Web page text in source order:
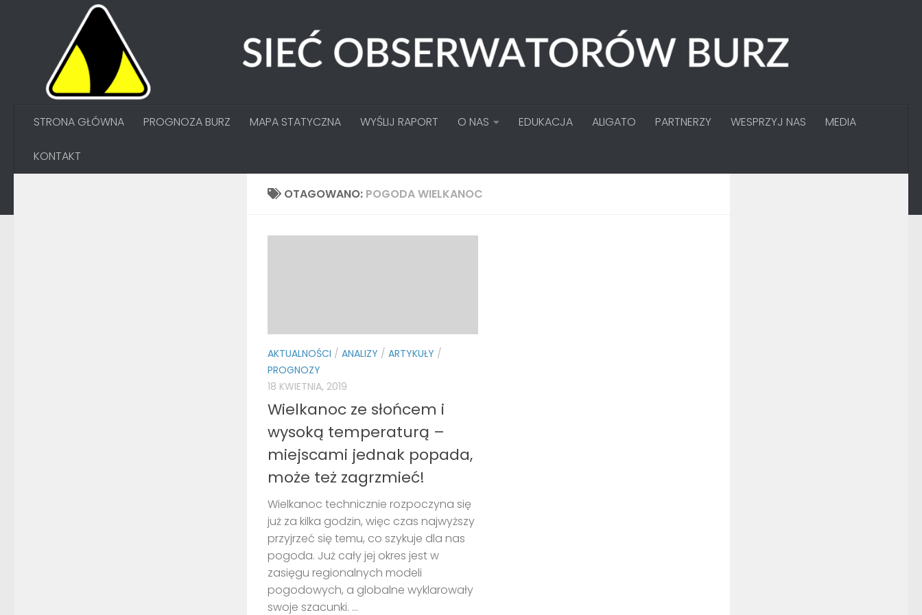
Przejdź do treści
STRONA GŁÓWNA PROGNOZA BURZ MAPA STATYCZNA WYŚLIJ RAPORT O NAS EDUKACJA ALIGATO PARTNERZY WESPRZYJ NAS MEDIA
KONTAKT
OTAGOWANO: POGODA WIELKANOC
AKTUALNOŚCI / ANALIZY / ARTYKUŁY /
PROGNOZY
18 KWIETNIA, 2019
Wielkanoc ze słońcem i
wysoką temperaturą –
miejscami jednak popada,
może też zagrzmieć!
Wielkanoc technicznie rozpoczyna się
już za kilka godzin, więc czas najwyższy
przyjrzeć się temu, co szykuje dla nas
pogoda. Już cały jej okres jest w
zasięgu regionalnych modeli
pogodowych, a globalne wyklarowały
swoje szacunki. ...